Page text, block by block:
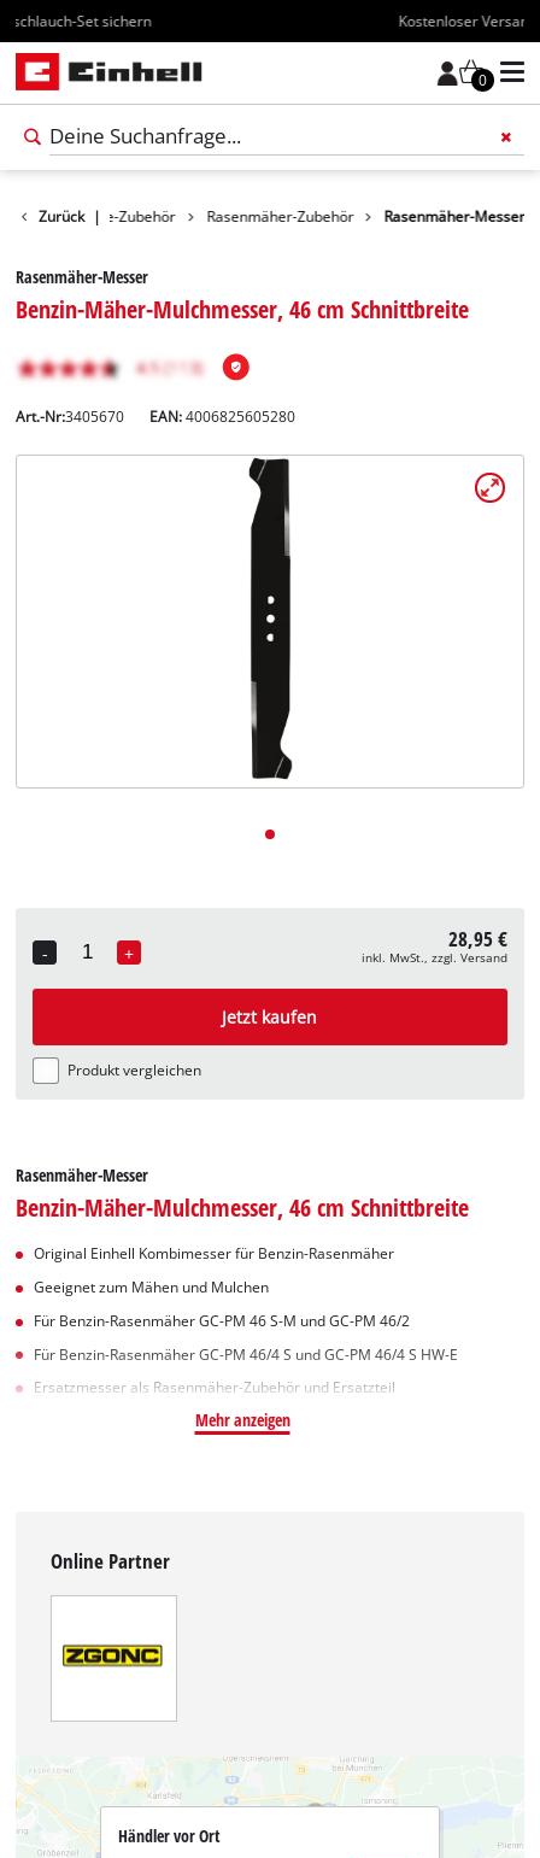
0
Zurück |
Gartengeräte-Zubehör Rasenmäher-Zubehör Rasenmäher-Messer
Rasenmäher-Messer
Benzin-Mäher-Mulchmesser, 46 cm Schnittbreite
Art.-Nr:3405670 EAN:4006825605280
-
Quantity
+ 28,95 €
inkl. MwSt., zzgl. Versand
Jetzt kaufen
Produkt vergleichen
Rasenmäher-Messer
Benzin-Mäher-Mulchmesser, 46 cm Schnittbreite
Original Einhell Kombimesser für Benzin-Rasenmäher
Geeignet zum Mähen und Mulchen
Für Benzin-Rasenmäher GC-PM 46 S-M und GC-PM 46/2
Für Benzin-Rasenmäher GC-PM 46/4 S und GC-PM 46/4 S HW-E
Ersatzmesser als Rasenmäher-Zubehör und Ersatzteil
Mehr anzeigen
Online Partner
Händler vor Ort